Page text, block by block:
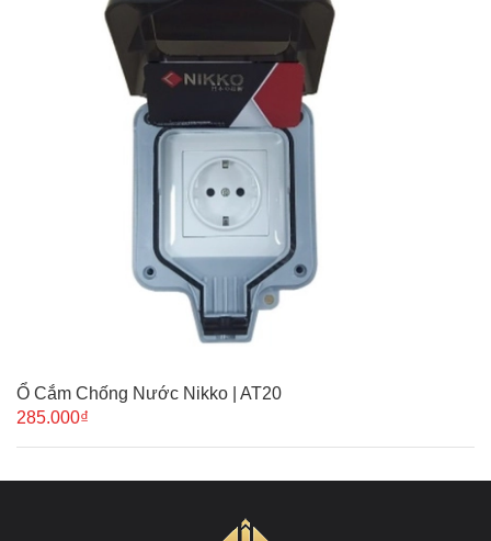
Ổ Cắm Chống Nước Nikko | AT20
285.000₫